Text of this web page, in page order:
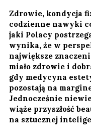
Zdrowie, kondycja
codzienne nawyki
jaki Polacy
wynika, że w
największe
miało zdrowie i
gdy medycyna
pozostają na
Jednocześnie
wiąże przyszłość
na sztucznej